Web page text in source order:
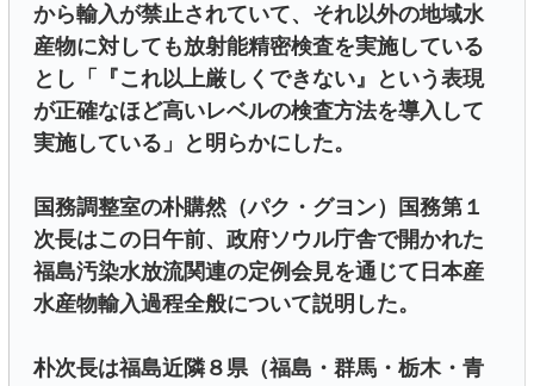
から輸入が禁止されていて、それ以外の地域水
産物に対しても放射能精密検査を実施している
とし「『これ以上厳しくできない』という表現
が正確なほど高いレベルの検査方法を導入して
実施している」と明らかにした。
国務調整室の朴購然（パク・グヨン）国務第１
次長はこの日午前、政府ソウル庁舎で開かれた
福島汚染水放流関連の定例会見を通じて日本産
水産物輸入過程全般について説明した。
朴次長は福島近隣８県（福島・群馬・栃木・青